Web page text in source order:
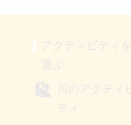
アクティビティを
川のアクティビ
ティ